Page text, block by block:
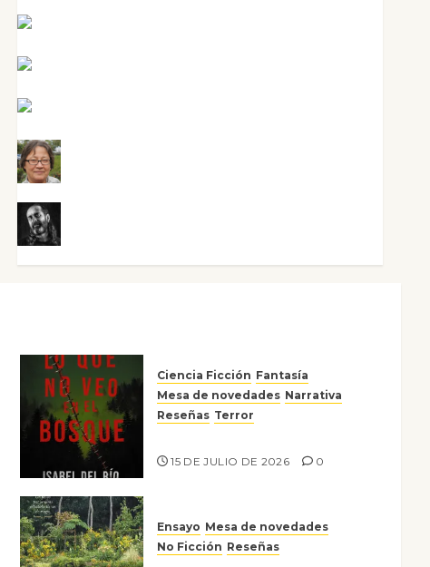
Ciencia Ficción Fantasía
Mesa de novedades Narrativa
Reseñas Terror
15 DE JULIO DE 2026 0
Ensayo Mesa de novedades
No Ficción Reseñas